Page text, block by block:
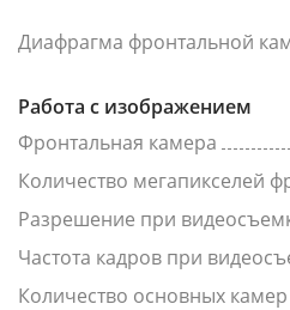
Диафрагма фронтальной
Работа с изображением
Фронтальная камера
Количество мегапикселей
Разрешение при
Частота кадров при
Количество основных камер